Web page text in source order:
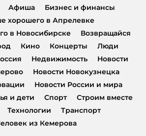
Афиша
Бизнес и финансы
хорошего в Апрелевке
в Новосибирске
Возвращайся
Кино Концерты
Люди
Недвижимость
Новости
Новости Новокузнецка
Новости России и мира
и дети Спорт
Строим вместе
Технологии
Транспорт
из Кемерова